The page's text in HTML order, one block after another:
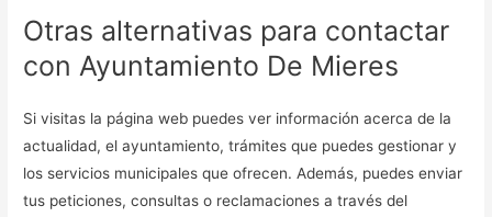
Otras alternativas para contactar
con Ayuntamiento De Mieres
Si visitas la página web puedes ver información acerca de la
actualidad, el ayuntamiento, trámites que puedes gestionar y
los servicios municipales que ofrecen. Además, puedes enviar
tus peticiones, consultas o reclamaciones a través del